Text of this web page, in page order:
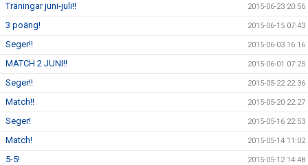
Träningar juni-juli!! 2015-06-23 20:56
3 poäng! 2015-06-15 07:43
Seger!! 2015-06-03 16:16
MATCH 2 JUNI!! 2015-06-01 07:25
Seger!! 2015-05-22 22:36
Match!! 2015-05-20 22:27
Seger! 2015-05-16 22:53
Match! 2015-05-14 11:02
5-5! 2015-05-12 14:48